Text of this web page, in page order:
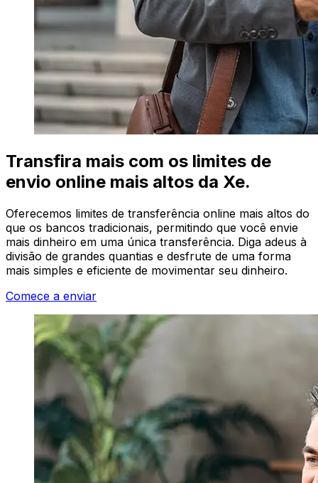
Transfira mais com os limites de
envio online mais altos da Xe.
Oferecemos limites de transferência online mais altos do
que os bancos tradicionais, permitindo que você envie
mais dinheiro em uma única transferência. Diga adeus à
divisão de grandes quantias e desfrute de uma forma
mais simples e eficiente de movimentar seu dinheiro.
Comece a enviar